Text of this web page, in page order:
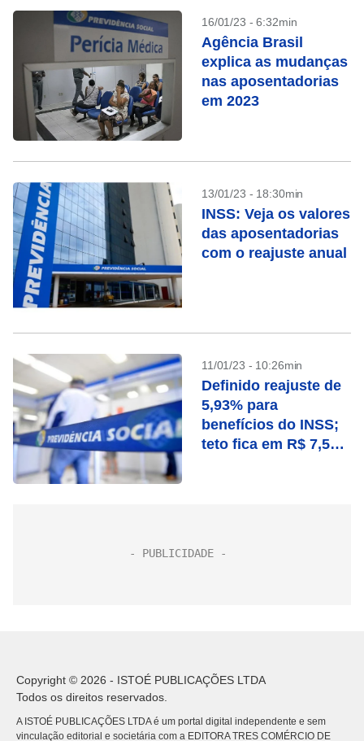
16/01/23 - 6:32min
Agência Brasil
explica as mudanças
nas aposentadorias
em 2023
13/01/23 - 18:30min
INSS: Veja os valores
das aposentadorias
com o reajuste anual
11/01/23 - 10:26min
Definido reajuste de
5,93% para
benefícios do INSS;
teto fica em R$ 7,507
Copyright © 2026 - ISTOÉ PUBLICAÇÕES LTDA
Todos os direitos reservados.
A ISTOÉ PUBLICAÇÕES LTDA é um portal digital independente e sem
vinculação editorial e societária com a EDITORA TRES COMÉRCIO DE